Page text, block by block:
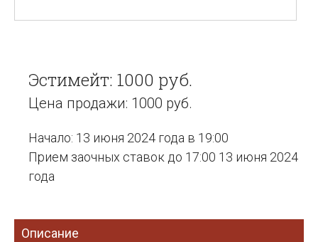
Эстимейт: 1000 руб.
Цена продажи: 1000 руб.
Начало: 13 июня 2024 года в 19:00
Прием заочных ставок до 17:00 13 июня 2024
года
Описание